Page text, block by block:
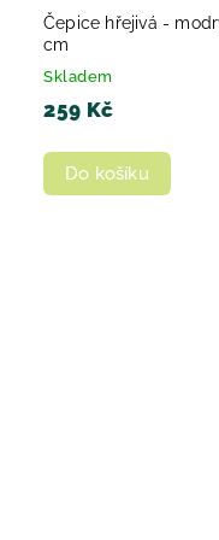
Čepice hřejivá -
cm
Skladem
259 Kč
Do košíku